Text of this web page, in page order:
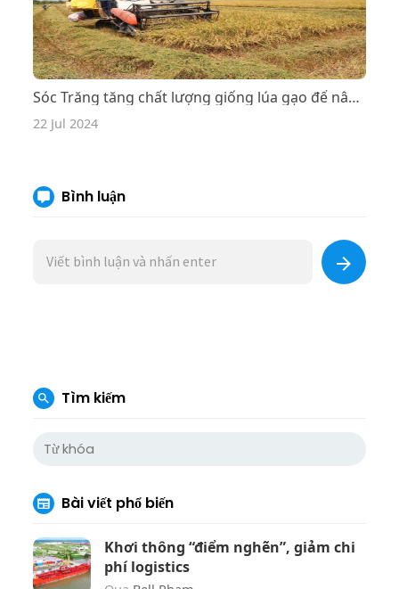
Sóc Trăng tăng chất lượng giống lúa gạo để nâng cao giá trị
22 Jul 2024
Bình luận
Tìm kiếm
Bài viết phổ biến
Khơi thông “điểm nghẽn”, giảm chi
phí logistics